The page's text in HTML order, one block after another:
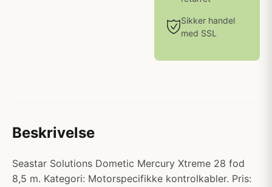
Sikker handel
med SSL
Beskrivelse
Seastar Solutions Dometic Mercury Xtreme 28 fod
8,5 m. Kategori: Motorspecifikke kontrolkabler. Pris: